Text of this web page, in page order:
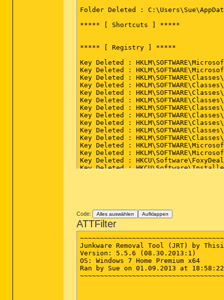
Folder Deleted :
***** [ Shortcuts ] *****
***** [ Registry ] *****
Key Deleted :
Key Deleted :
Key Deleted :
Key Deleted :
Key Deleted :
Key Deleted :
Key Deleted :
Key Deleted :
Key Deleted :
Key Deleted :
Key Deleted :
Key Deleted :
Key Deleted :
Key Deleted : HKCU\Software\FoxyDeal
Key Deleted :
-\\ Google Chrome v29.0.1547.57
[ File :
*************************
Code: Alles auswählen Aufklappen
ATTFilter
Junkware Removal Tool (JRT) by
Version: 5.5.6 (08.30.2013:1)
OS: Windows 7 Home Premium x64
Ran by Sue on 01.09.2013 at